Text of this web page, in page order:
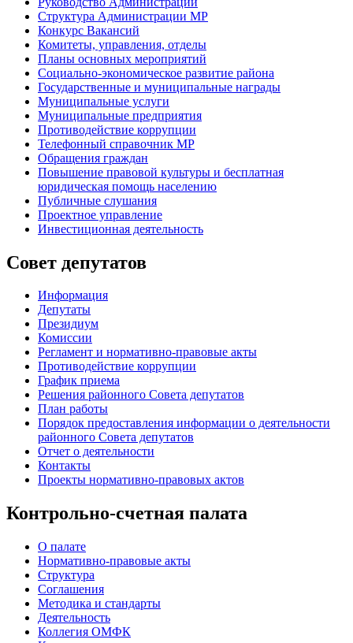
Структура Администрации МР
Конкурс Вакансий
Комитеты, управления, отделы
Планы основных мероприятий
Социально-экономическое развитие района
Государственные и муниципальные награды
Муниципальные услуги
Муниципальные предприятия
Противодействие коррупции
Телефонный справочник МР
Обращения граждан
Повышение правовой культуры и бесплатная
юридическая помощь населению
Публичные слушания
Проектное управление
Инвестиционная деятельность
Совет депутатов
Информация
Депутаты
Президиум
Комиссии
Регламент и нормативно-правовые акты
Противодействие коррупции
График приема
Решения районного Совета депутатов
План работы
Порядок предоставления информации о деятельности
районного Совета депутатов
Отчет о деятельности
Контакты
Проекты нормативно-правовых актов
Контрольно-счетная палата
О палате
Нормативно-правовые акты
Структура
Соглашения
Методика и стандарты
Деятельность
Коллегия ОМФК